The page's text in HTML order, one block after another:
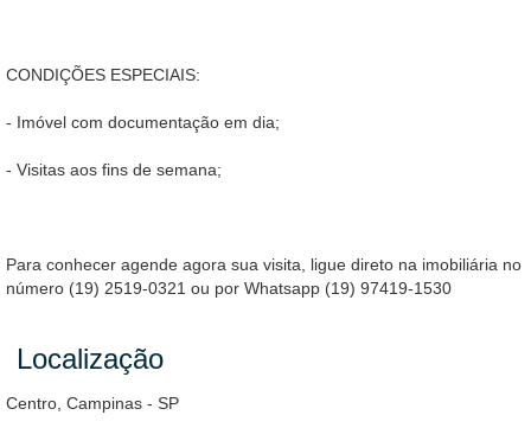
CONDIÇÕES ESPECIAIS:
- Imóvel com documentação em dia;
- Visitas aos fins de semana;
Para conhecer agende agora sua visita, ligue direto na imobiliária no
número (19) 2519-0321 ou por Whatsapp (19) 97419-1530
Localização
Centro, Campinas - SP